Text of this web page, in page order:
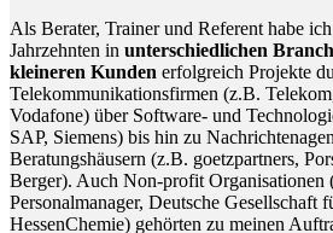
Als Berater, Trainer und Referent habe
Jahrzehnten in unterschiedlichen
kleineren Kunden erfolgreich Projekte
Telekommunikationsfirmen (z.B.
Vodafone) über Software- und
SAP, Siemens) bis hin zu
Beratungshäusern (z.B. goetzpartners,
Berger). Auch Non-profit Organisationen
Personalmanager, Deutsche Gesellschaft
HessenChemie) gehörten zu meinen